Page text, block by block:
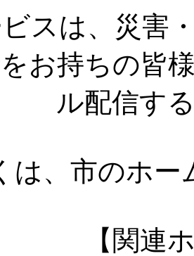
スは、災害
お持ちの皆
ル配信す
は、市のホー
【関連